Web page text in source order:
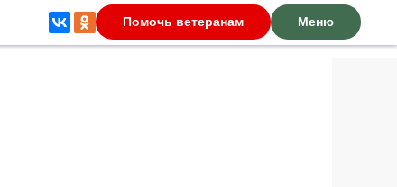
Помочь ветеранам Меню